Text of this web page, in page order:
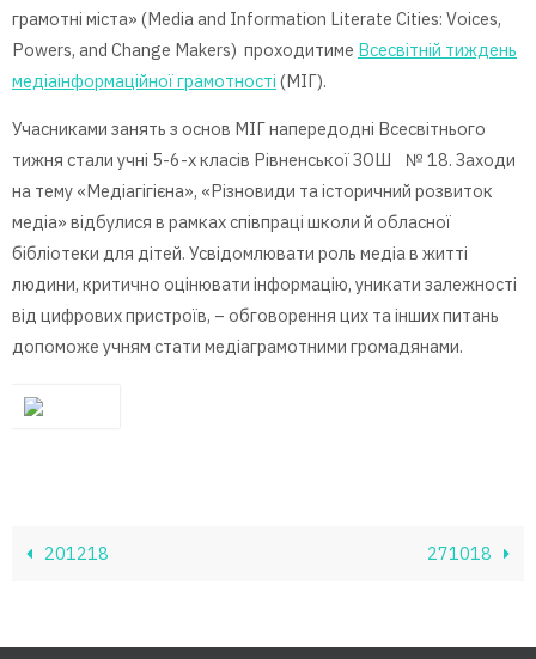
грамотні міста» (Media and Information Literate Cities: Voices,
Powers, and Change Makers) проходитиме Всесвітній тиждень
медіаінформаційної грамотності (МІГ).
Учасниками занять з основ МІГ напередодні Всесвітнього
тижня стали учні 5-6-х класів Рівненської ЗОШ № 18. Заходи
на тему «Медіагігієна», «Різновиди та історичний розвиток
медіа» відбулися в рамках співпраці школи й обласної
бібліотеки для дітей. Усвідомлювати роль медіа в житті
людини, критично оцінювати інформацію, уникати залежності
від цифрових пристроїв, – обговорення цих та інших питань
допоможе учням стати медіаграмотними громадянами.
201218 271018